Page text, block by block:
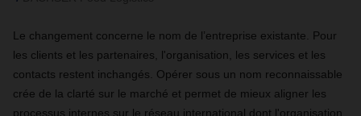
Le changement concerne le nom de l’entreprise existante. Pour
les clients et les partenaires, l'organisation, les services et les
contacts restent inchangés. Opérer sous un nom reconnaissable
crée de la clarté sur le marché et permet de mieux aligner les
processus internes sur le réseau international dont l'organisation